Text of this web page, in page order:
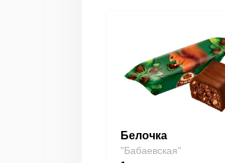
Белочка
"Бабаевская"